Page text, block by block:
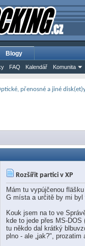
FAQ Kalendář Komunita
Blogy
přenosné a jiné
Rozšířit partici v XP
Mám tu vypújčenou
G místa a určitě by mi
Kouk jsem na to ve
kde to jede přes MS-
tu někdo dal krátký
plno - ale „jak?", prozatim